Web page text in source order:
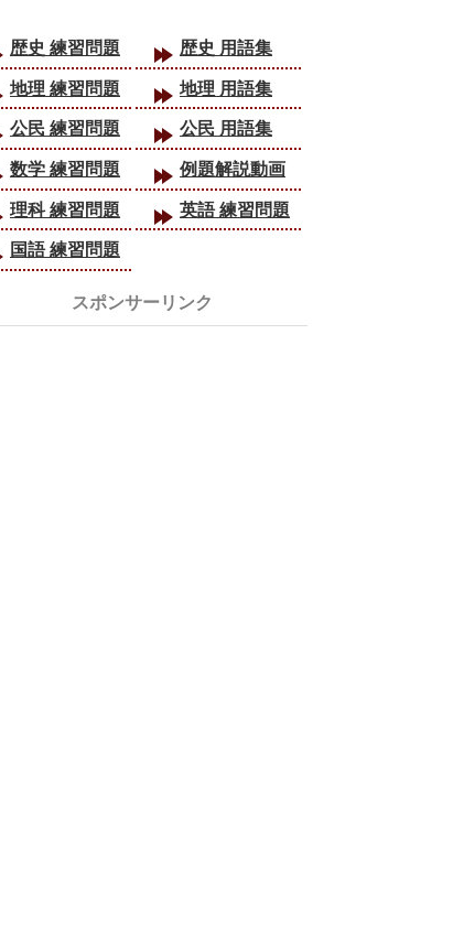
歴史 練習問題 歴史 用語集
地理 練習問題 地理 用語集
公民 練習問題 公民 用語集
数学 練習問題 例題解説動画
理科 練習問題 英語 練習問題
国語 練習問題